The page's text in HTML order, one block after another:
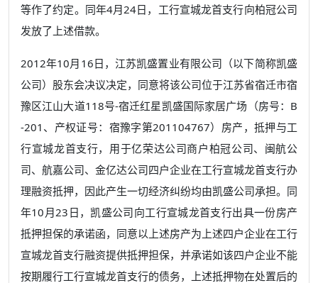
等作了约定。同年4月24日，工行宣城龙首支行向柏冠公司
发放了上述借款。
2012年10月16日，江苏凯盛置业有限公司（以下简称凯盛
公司）股东会决议决定，同意将该公司位于江苏省宿迁市宿
豫区江山大道118号-宿迁红星凯盛国际家居广场（房号：B
-201、产权证号：宿豫字第201104767）房产，抵押与工
行宣城龙首支行，用于亿荣达公司商户柏冠公司、闽航公
司、航嘉公司、金亿达公司四户企业在工行宣城龙首支行办
理融资抵押，因此产生一切经济纠纷均由凯盛公司承担。同
年10月23日，凯盛公司向工行宣城龙首支行出具一份房产
抵押担保的承诺函，同意以上述房产为上述四户企业在工行
宣城龙首支行融资提供抵押担保，并承诺如该四户企业不能
按期履行工行宣城龙首支行的债务，上述抵押物在处置后的